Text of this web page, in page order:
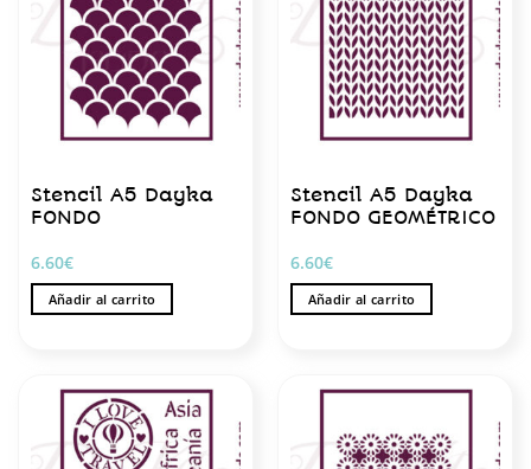
Stencil A5 Dayka
FONDO
6.60€
Añadir al carrito
Stencil A5 Dayka
FONDO GEOMÉTRICO
6.60€
Añadir al carrito